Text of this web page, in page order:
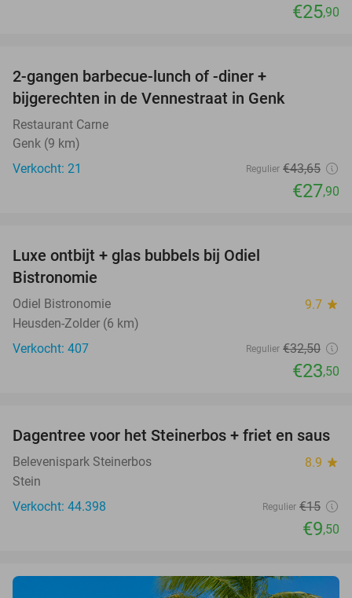
€25,90
2-gangen barbecue-lunch of -diner +
bijgerechten in de Vennestraat in Genk
Restaurant Carne
Genk (9 km)
Verkocht: 21
Regulier €43,65
€27,90
Luxe ontbijt + glas bubbels bij Odiel
Bistronomie
Odiel Bistronomie 9.7 star
Heusden-Zolder (6 km)
Verkocht: 407
Regulier €32,50
€23,50
37%
Dagentree voor het Steinerbos + friet en saus
Belevenispark Steinerbos 8.9 star
Stein
Verkocht: 44.398
Regulier €15
€9,50